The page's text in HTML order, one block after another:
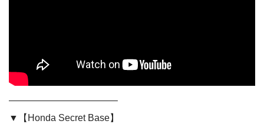
———————————–
▼【Honda Secret Base】